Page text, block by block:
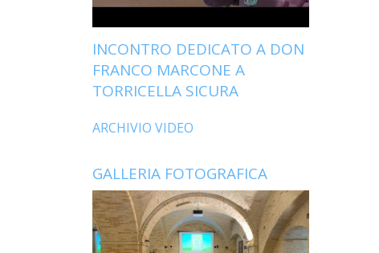
INCONTRO DEDICATO A DON
FRANCO MARCONE A
TORRICELLA SICURA
ARCHIVIO VIDEO
GALLERIA FOTOGRAFICA